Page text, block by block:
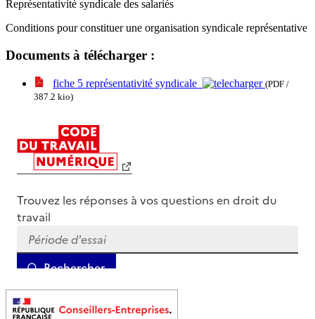
Représentativité syndicale des salariés
Conditions pour constituer une organisation syndicale représentative
Documents à télécharger :
fiche 5 représentativité syndicale
(PDF /
387.2 kio)